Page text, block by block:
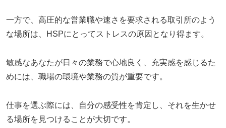
一方で、高圧的な営業職や速さを要求される取引所のよう
な場所は、HSPにとってストレスの原因となり得ます。
敏感なあなたが日々の業務で心地良く、充実感を感じるた
めには、職場の環境や業務の質が重要です。
仕事を選ぶ際には、自分の感受性を肯定し、それを生かせ
る場所を見つけることが大切です。